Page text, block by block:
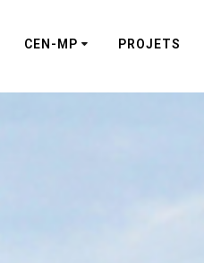
CEN-MP PROJETS